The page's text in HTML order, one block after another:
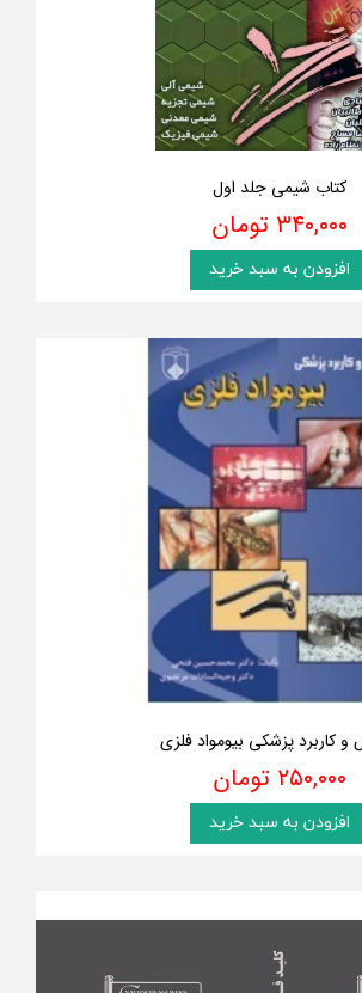
کتاب شیمی جلد اول
۳۴۰,۰۰۰ تومان
افزودن به سبد خرید
کاربرد پزشکی بیومواد فلزی
۲۵۰,۰۰۰ تومان
افزودن به سبد خرید